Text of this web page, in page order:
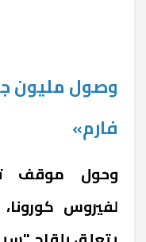
وصول مليون
فارم»
وحول موقف
لفيروس